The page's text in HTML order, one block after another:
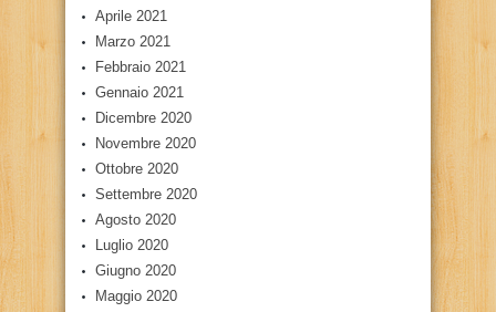
Aprile 2021
Marzo 2021
Febbraio 2021
Gennaio 2021
Dicembre 2020
Novembre 2020
Ottobre 2020
Settembre 2020
Agosto 2020
Luglio 2020
Giugno 2020
Maggio 2020